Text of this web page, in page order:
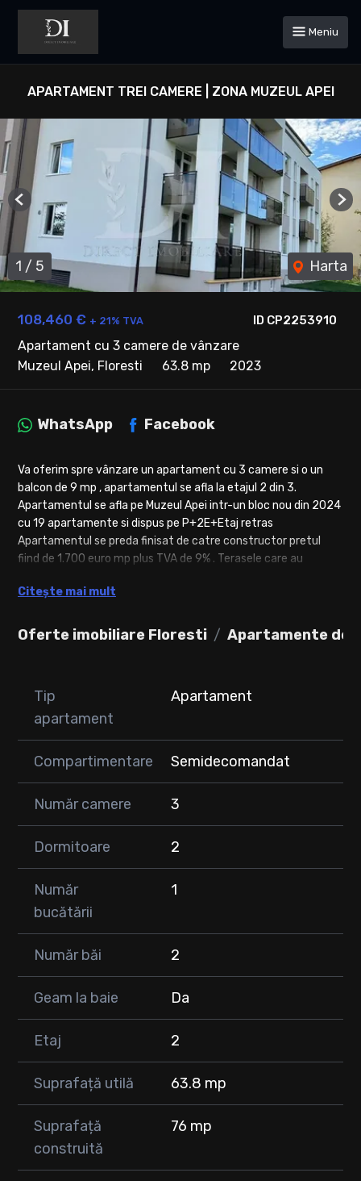
Meniu
APARTAMENT TREI CAMERE | ZONA MUZEUL APEI
ID CP2253910
108,460 € + 21% TVA
Apartament cu 3 camere de vânzare
Muzeul Apei, Floresti
63.8 mp 2023
1 / 5 Harta
Previous
Oferte imobiliare Floresti Apartamente de
WhatsApp Facebook
Va oferim spre vânzare un apartament cu 3 camere si o un
balcon de 9 mp , apartamentul se afla la etajul 2 din 3.
Apartamentul se afla pe Muzeul Apei intr-un bloc nou din 2024
cu 19 apartamente si dispus pe P+2E+Etaj retras
Apartamentul se preda finisat de catre constructor pretul
fiind de 1.700 euro mp plus TVA de 9% . Terasele care au
Separtat se poate achizitiona si parcare subterana la 8.500
mp.
CF-urile vor iesi maxim pana in luna martie.
detalii si vizionari .
Citește mai mult
Tip
apartament
Apartament
Compartimentare Semidecomandat
Număr camere 3
Dormitoare 2
Număr
bucătării
1
Număr băi 2
Geam la baie Da
Etaj 2
Suprafață utilă 63.8 mp
Suprafață
construită
76 mp